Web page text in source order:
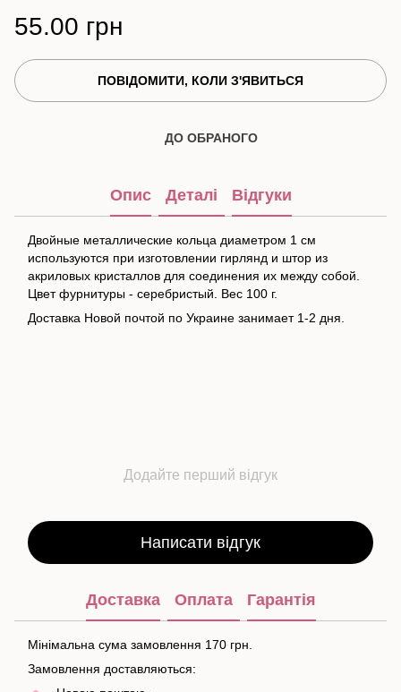
55.00 грн
ПОВІДОМИТИ, КОЛИ З'ЯВИТЬСЯ
ДО ОБРАНОГО
Опис Деталі Відгуки
Двойные металлические кольца диаметром 1 см
используются при изготовлении гирлянд и штор из
акриловых кристаллов для соединения их между собой.
Цвет фурнитуры - серебристый. Вес 100 г.
Доставка Новой почтой по Украине занимает 1-2 дня.
Додайте перший відгук
Написати відгук
Доставка Оплата Гарантія
Мінімальна сума замовлення 170 грн.
Замовлення доставляються: